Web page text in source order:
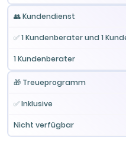
👥 Kundendienst
✅ 1 Kundenberater und 1
1 Kundenberater
🎁 Treueprogramm
✅ Inklusive
Nicht verfügbar